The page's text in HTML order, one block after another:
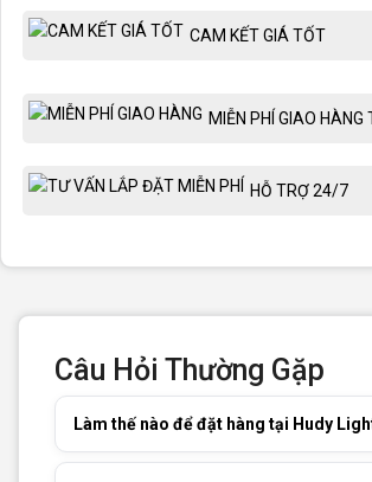
CAM KẾT GIÁ TỐT
MIỄN PHÍ GIAO HÀNG
HỖ TRỢ 24/7
Câu Hỏi Thường Gặp
Làm thế nào để đặt hàng tại Hudy